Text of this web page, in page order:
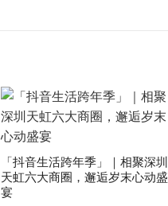
「抖音生活跨年季」｜相聚深圳
天虹六大商圈，邂逅岁末心动盛
宴